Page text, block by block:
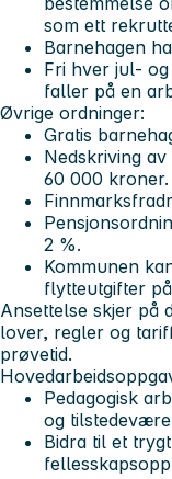
som ett
Barnehagen
Fri hver jul- og
faller på en
Øvrige ordninger:
Gratis
Nedskriving
60 000 kroner.
2 %.
Kommunen
flytteutgifter
Ansettelse skjer på
lover, regler og
prøvetid.
Pedagogisk
og
Bidra til et